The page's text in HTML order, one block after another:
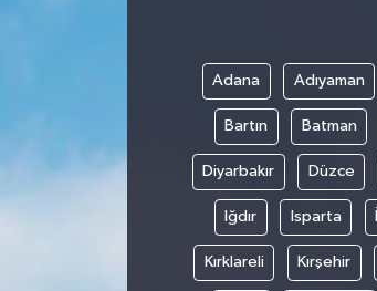
Adana Adıyaman
Bartın Batman
Diyarbakır Düzce
Iğdır Isparta
Kırklareli Kırşehir
PROJELER İNGİLİZCE
YEREL MEDYA RAPORU